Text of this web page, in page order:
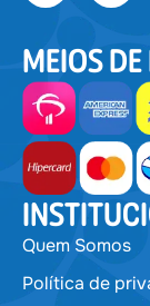
MEIOS
Quem Somos
Política de